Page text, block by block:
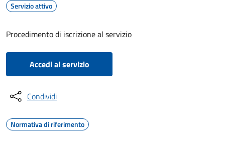
Servizio attivo
Procedimento di iscrizione al servizio
Accedi al servizio
Condividi
Normativa di riferimento